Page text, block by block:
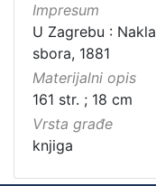
Impresum
U Zagrebu :
sbora, 1881
Materijalni opis
161 str. ; 18 cm
Vrsta građe
knjiga